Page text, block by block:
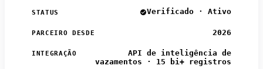
STATUS Verificado · Ativo
PARCEIRO DESDE 2026
INTEGRAÇÃO
API de inteligência de
vazamentos · 15 bi+ registros